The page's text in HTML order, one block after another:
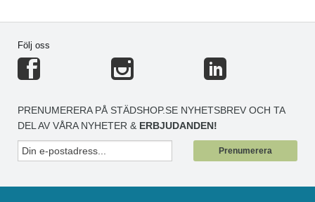
Följ oss
PRENUMERERA PÅ STÄDSHOP.SE NYHETSBREV OCH TA
DEL AV VÅRA NYHETER & ERBJUDANDEN!
Prenumerera